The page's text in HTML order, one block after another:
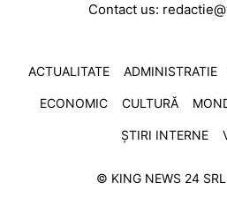
Contact us:
ACTUALITATE ADMINISTRATIE
ECONOMIC CULTURĂ
ȘTIRI INTERNE
© KING NEWS 24